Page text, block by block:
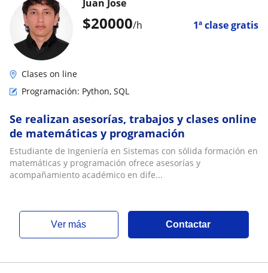
$20000/h 1ª clase gratis
Juan Jose
Clases on line
Programación: Python, SQL
Se realizan asesorías, trabajos y clases online
de matemáticas y programación
Estudiante de Ingeniería en Sistemas con sólida formación en
matemáticas y programación ofrece asesorías y
acompañamiento académico en dife...
ver más Contactar